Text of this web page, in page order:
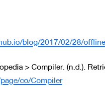
blog/2017/02/28/
> Compiler. (n.d.).
co/Compiler